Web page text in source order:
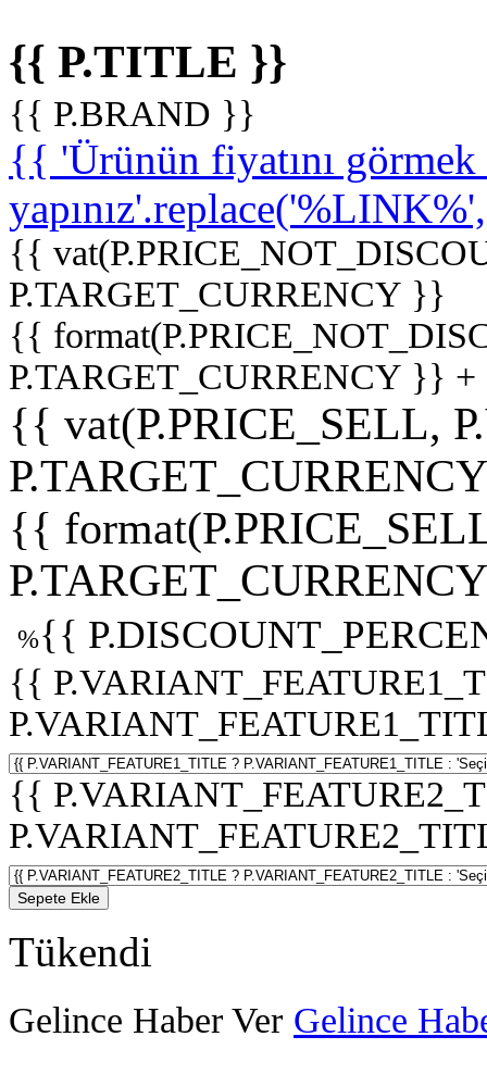
{{ P.TITLE }}
{{ P.BRAND }}
{{ 'Ürünün fiyatını
{{
P.TARGET_CURRENCY }}
{{
P.TARGET_CURRENCY }}
{{ vat(P.PRICE_SELL,
{{
%{{
{{
{{
Sepete Ekle
Tükendi
Gelince Haber Ver Gelince